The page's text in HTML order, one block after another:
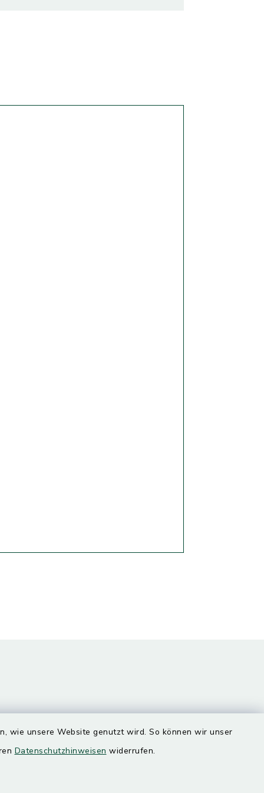
wie unsere Website genutzt wird. So können wir unser
Datenschutzhinweisen widerrufen.
Quicklinks